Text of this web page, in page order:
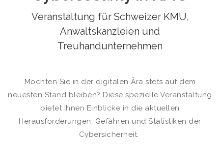
Veranstaltung für Schweizer KMU,
Anwaltskanzleien und
Treuhandunternehmen
Möchten Sie in der digitalen Ära stets auf dem
neuesten Stand bleiben? Diese spezielle Veranstaltung
bietet Ihnen Einblicke in die aktuellen
Herausforderungen, Gefahren und Statistiken der
Cybersicherheit.